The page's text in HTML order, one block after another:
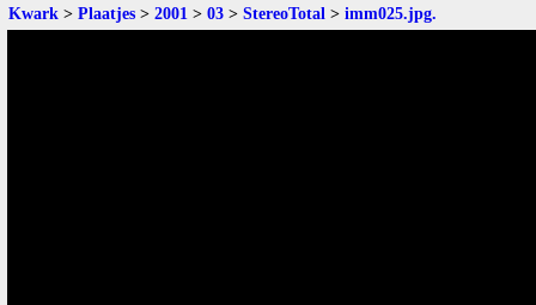
Kwark > Plaatjes > 2001 > 03 > StereoTotal > imm025.jpg.